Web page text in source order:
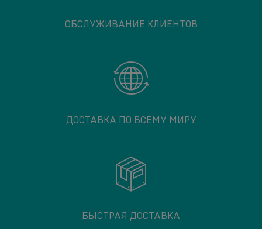
ОБСЛУЖИВАНИЕ КЛИЕНТОВ
ДОСТАВКА ПО ВСЕМУ МИРУ
БЫСТРАЯ ДОСТАВКА